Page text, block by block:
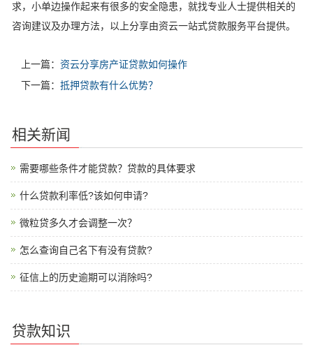
求，小单边操作起来有很多的安全隐患，就找专业人士提供相关的
咨询建议及办理方法，以上分享由资云一站式贷款服务平台提供。
上一篇： 资云分享房产证贷款如何操作
下一篇： 抵押贷款有什么优势？
相关新闻
需要哪些条件才能贷款？贷款的具体要求
什么贷款利率低?该如何申请?
微粒贷多久才会调整一次？
怎么查询自己名下有没有贷款?
征信上的历史逾期可以消除吗?
贷款知识